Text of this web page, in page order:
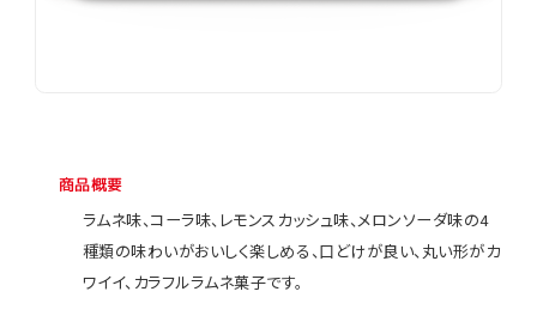
商品概要
ラムネ味、コーラ味、レモンスカッシュ味、メロンソーダ味の4
種類の味わいがおいしく楽しめる、口どけが良い、丸い形がカ
ワイイ、カラフルラムネ菓子です。